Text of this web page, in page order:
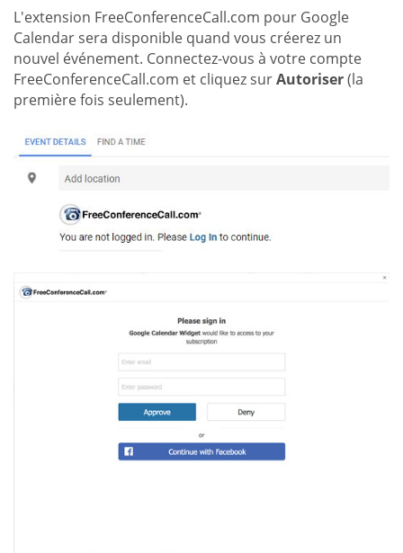
L'extension FreeConferenceCall.com pour Google
Calendar sera disponible quand vous créerez un
nouvel événement. Connectez-vous à votre compte
FreeConferenceCall.com et cliquez surAutoriser(la
première fois seulement).